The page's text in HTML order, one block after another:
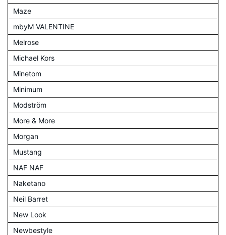
Maze
mbyM VALENTINE
Melrose
Michael Kors
Minetom
Minimum
Modström
More & More
Morgan
Mustang
NAF NAF
Naketano
Neil Barret
New Look
Newbestyle